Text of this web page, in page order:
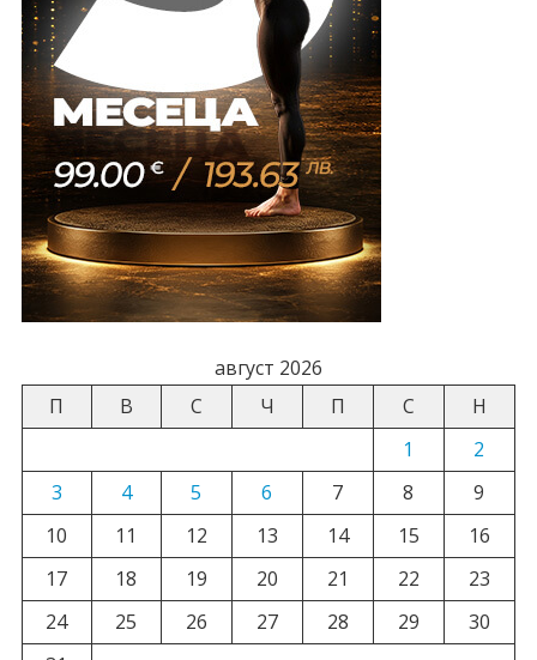
август 2026
П
В С Ч П С
Н
1
2
3
4 5 6 7 8
9
10
11 12 13 14 15
16
17
18 19 20 21 22
23
24
25 26 27 28 29
30